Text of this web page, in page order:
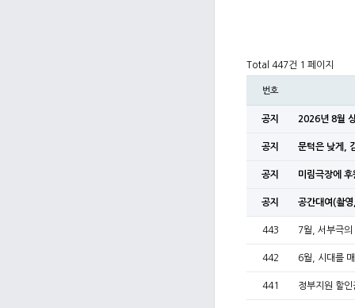
Total 447건 1 페이지
번호
공지 2026년 8월
공지 문턱은 낮게,
공지 미림극장에
공지 공간대여(촬
443 7월, 서부극
442 6월, 시대를
441 정부지원 할